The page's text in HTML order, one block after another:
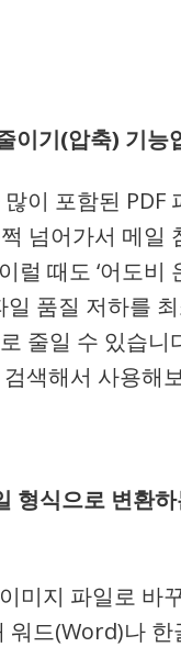
이기(압축) 기능
이 포함된 PDF
넘어가서 메일
럴 때도 ‘어도비
일 품질 저하를
줄일 수 있습니
검색해서 사용해
형식으로 변환
미지 파일로 바
워드(Word)나 한